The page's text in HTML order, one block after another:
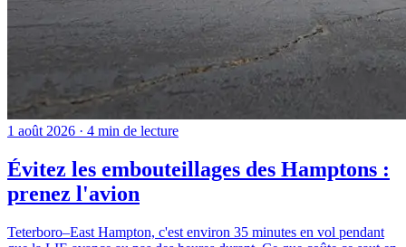
1 août 2026 · 4 min de lecture
Évitez les embouteillages des Hamptons :
prenez l'avion
Teterboro–East Hampton, c'est environ 35 minutes en vol pendant